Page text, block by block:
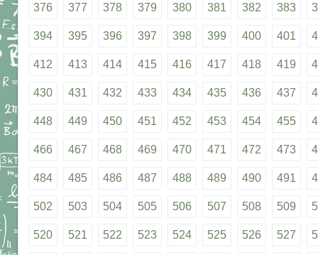
376 377 378 379 380 381 382 383
394 395 396 397 398 399 400 401
412 413 414 415 416 417 418 419
430 431 432 433 434 435 436 437
448 449 450 451 452 453 454 455
466 467 468 469 470 471 472 473
484 485 486 487 488 489 490 491
502 503 504 505 506 507 508 509
520 521 522 523 524 525 526 527